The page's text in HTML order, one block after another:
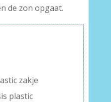
de zon opgaat.
zakje
plastic